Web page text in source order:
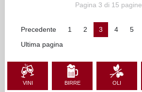
Pagina 3 di 15 pagine
Precedente 1 2 3 4 5
Ultima pagina
VINI BIRRE OLI